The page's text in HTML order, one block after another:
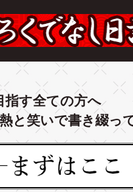
指す全ての方へ
と笑いで書き綴っ